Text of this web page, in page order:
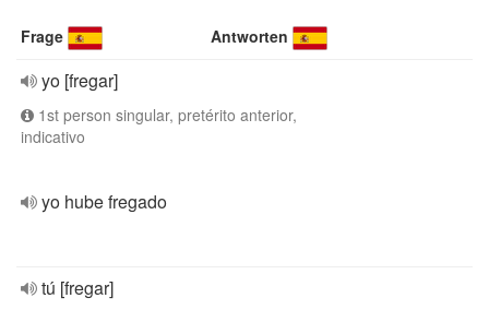
Frage Antworten
yo [fregar]
1st person singular, pretérito anterior,
indicativo
yo hube fregado
tú [fregar]